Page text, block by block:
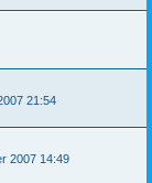
21:54
2007 14:49